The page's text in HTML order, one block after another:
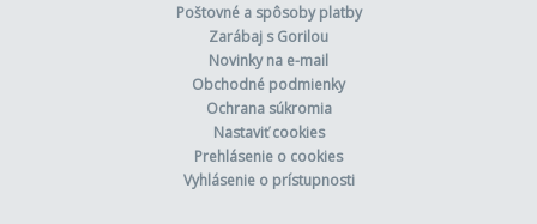
Poštovné a spôsoby platby
Zarábaj s Gorilou
Novinky na e-mail
Obchodné podmienky
Ochrana súkromia
Nastaviť cookies
Prehlásenie o cookies
Vyhlásenie o prístupnosti